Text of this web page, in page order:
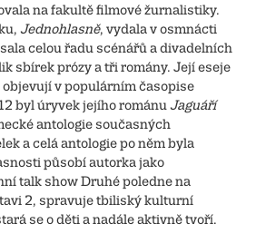
na fakultě filmové žurnalistiky.
Jednohlasně, vydala v osmnácti
celou řadu scénářů a divadelních
sbírek prózy a tři romány. Její eseje
v populárním časopise
byl úryvek jejího románu Jaguáří
antologie současných
a celá antologie po něm byla
působí autorka jako
talk show Druhé poledne na
2, spravuje tbiliský kulturní
se o děti a nadále aktivně tvoří.